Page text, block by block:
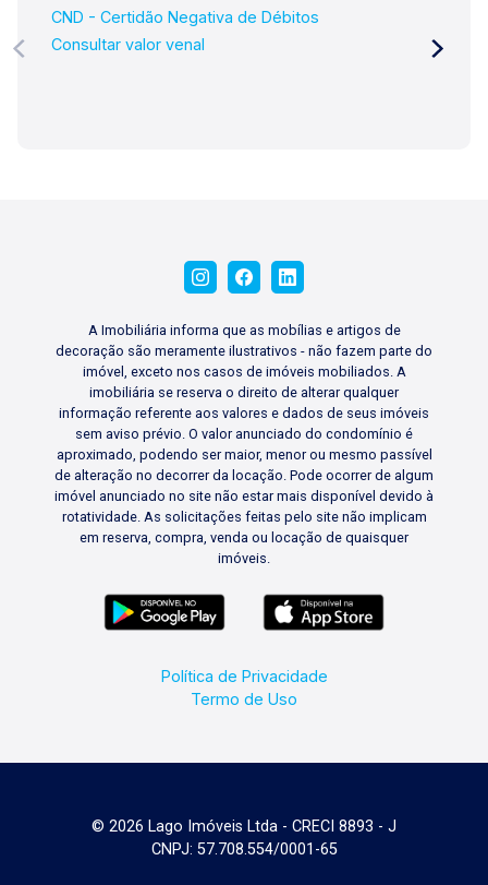
CND - Certidão Negativa de Débitos
Consultar valor venal
A Imobiliária informa que as mobílias e artigos de
decoração são meramente ilustrativos - não fazem parte do
imóvel, exceto nos casos de imóveis mobiliados. A
imobiliária se reserva o direito de alterar qualquer
informação referente aos valores e dados de seus imóveis
sem aviso prévio. O valor anunciado do condomínio é
aproximado, podendo ser maior, menor ou mesmo passível
de alteração no decorrer da locação. Pode ocorrer de algum
imóvel anunciado no site não estar mais disponível devido à
rotatividade. As solicitações feitas pelo site não implicam
em reserva, compra, venda ou locação de quaisquer
imóveis.
Política de Privacidade
Termo de Uso
© 2026 Lago Imóveis Ltda - CRECI 8893 - J
CNPJ: 57.708.554/0001-65